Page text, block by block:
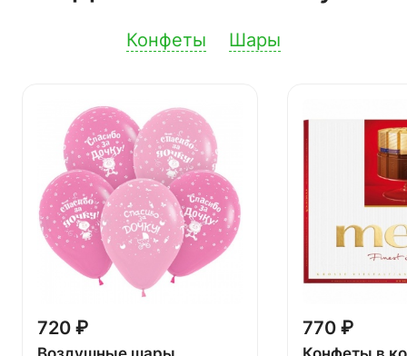
Конфеты Шары
720 ₽ 770 ₽